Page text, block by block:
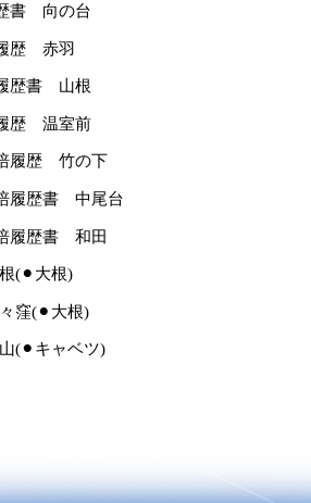
書 向の台
歴 赤羽
歴書 山根
歴 温室前
履歴 竹の下
履歴書 中尾台
履歴書 和田
(⚫︎大根)
窪(⚫︎大根)
(⚫︎キャベツ)